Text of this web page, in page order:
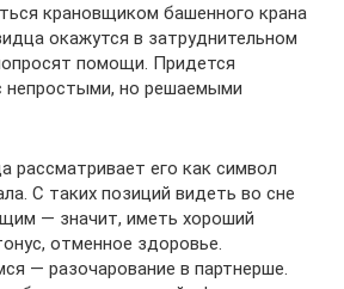
крановщиком башенного крана
окажутся в затруднительном
помощи. Придется
непростыми, но решаемыми
рассматривает его как символ
С таких позиций видеть во сне
— значит, иметь хороший
отменное здоровье.
— разочарование в партнерше.